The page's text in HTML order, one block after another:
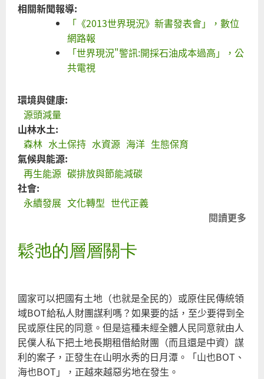
相關新聞報導:
「《2013世界現況》新書發表會」，數位
網路報
「世界現況"警訊:開採石油成本過高」，公
共電視
環境與健康:
源頭減量
山林水土:
森林 水土保持 水資源 海洋 生態保育
氣候與能源:
再生能源 碳排放與節能減碳
社會:
永續發展 文化轉型 世代正義
閱讀更多
鬆弛的層層關卡
國家可以把國有土地（也就是全民的）或原住民傳統領
域BOT給私人財團謀利嗎？如果要的話，至少要得到全
民或原住民的同意。但是這種未經全體人民同意就由人
民僕人私下把土地長期租借給財團（而且還是中資）謀
利的案子，正發生在山明水秀的日月潭。「山也BOT、
海也BOT」，正越來越惡劣地在發生。